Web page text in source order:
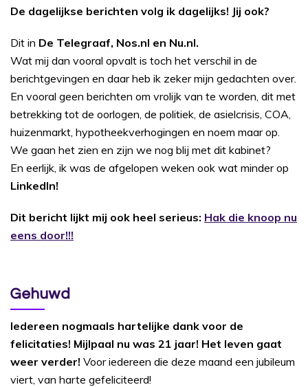
De dagelijkse berichten volg ik dagelijks! Jij ook?
Dit in De Telegraaf, Nos.nl en Nu.nl.
Wat mij dan vooral opvalt is toch het verschil in de
berichtgevingen en daar heb ik zeker mijn gedachten over.
En vooral geen berichten om vrolijk van te worden, dit met
betrekking tot de oorlogen, de politiek, de asielcrisis, COA,
huizenmarkt, hypotheekverhogingen en noem maar op.
We gaan het zien en zijn we nog blij met dit kabinet?
En eerlijk, ik was de afgelopen weken ook wat minder op
LinkedIn!
Dit bericht lijkt mij ook heel serieus: Hak die knoop nu
eens door!!!
Gehuwd
Iedereen nogmaals hartelijke dank voor de
felicitaties! Mijlpaal nu was 21 jaar! Het leven gaat
weer verder! Voor iedereen die deze maand een jubileum
viert, van harte gefeliciteerd!